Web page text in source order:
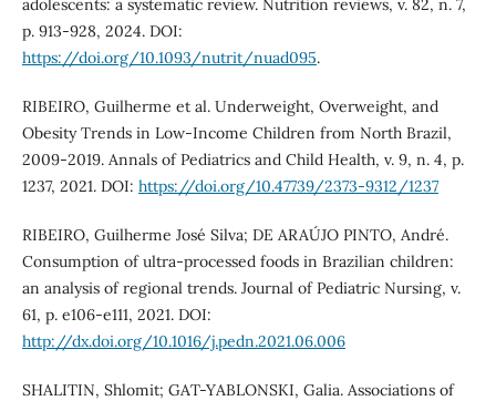
adolescents: a systematic review. Nutrition reviews, v. 82, n. 7,
p. 913-928, 2024. DOI:
https://doi.org/10.1093/nutrit/nuad095.
RIBEIRO, Guilherme et al. Underweight, Overweight, and
Obesity Trends in Low-Income Children from North Brazil,
2009-2019. Annals of Pediatrics and Child Health, v. 9, n. 4, p.
1237, 2021. DOI: https://doi.org/10.47739/2373-9312/1237
RIBEIRO, Guilherme José Silva; DE ARAÚJO PINTO, André.
Consumption of ultra-processed foods in Brazilian children:
an analysis of regional trends. Journal of Pediatric Nursing, v.
61, p. e106-e111, 2021. DOI:
http://dx.doi.org/10.1016/j.pedn.2021.06.006
SHALITIN, Shlomit; GAT-YABLONSKI, Galia. Associations of